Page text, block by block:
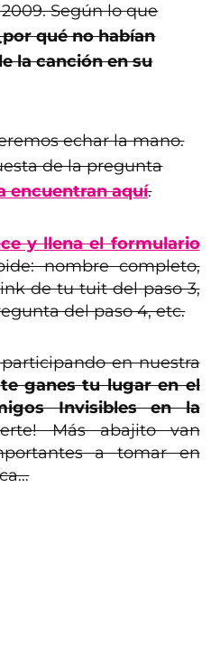
Según lo que
qué no habían
la canción en su
echar la mano.
de la pregunta
encuentran aquí.
y llena el formulario
nombre completo,
de tu tuit del paso 3,
del paso 4, etc.
en nuestra
te ganes tu lugar en el
Invisibles en la
Más abajito van
a tomar en